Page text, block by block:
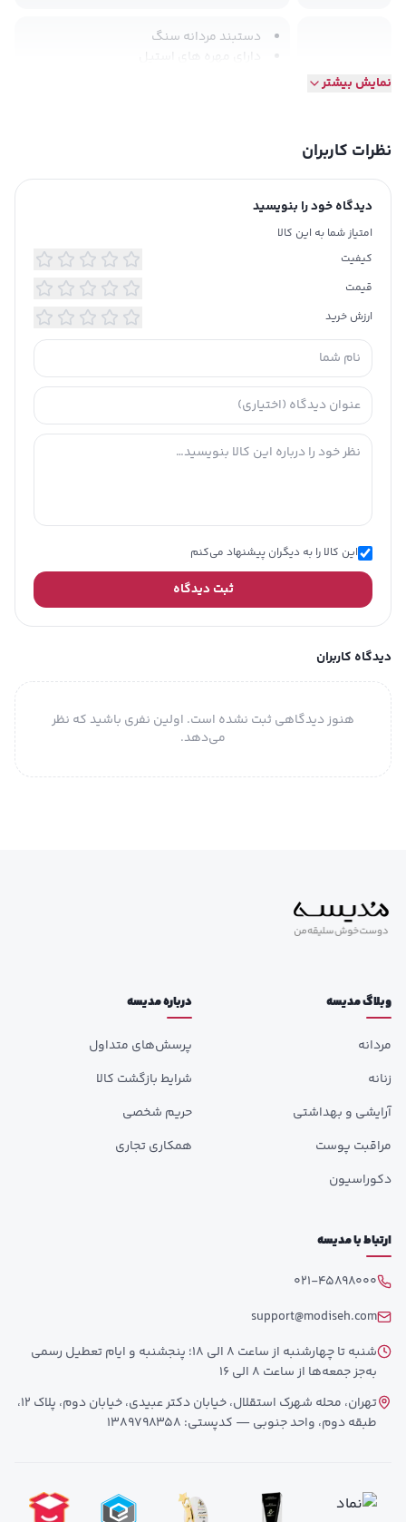
دستبند مردانه سنگ
دارای مهره های استیل
از مواد سفید کننده استفاده نگردد
اتوکشی نشود
از حالت خشک کن استفاده نگردد
نمایش بیشتر
نظرات کاربران
دیدگاه خود را بنویسید
امتیاز شما به این کالا
کیفیت
قیمت
ارزش خرید
این کالا را به دیگران پیشنهاد می‌کنم
ثبت دیدگاه
دیدگاه کاربران
هنوز دیدگاهی ثبت نشده است. اولین نفری باشید که نظر
می‌دهد.
وبلاگ مدیسه
مردانه
زنانه
آرایشی و بهداشتی
مراقبت پوست
دکوراسیون
درباره مدیسه
پرسش‌های متداول
شرایط بازگشت کالا
حریم شخصی
همکاری تجاری
ارتباط با مدیسه
021-45898000
support@modiseh.com
شنبه تا چهارشنبه از ساعت 8 الی 18؛ پنجشنبه و ایام تعطیل رسمی
به‌جز جمعه‌ها از ساعت 8 الی 16
تهران، محله شهرک استقلال، خیابان دکتر عبیدی، خیابان دوم، پلاک 12،
طبقه دوم، واحد جنوبی — کدپستی: 1389798358